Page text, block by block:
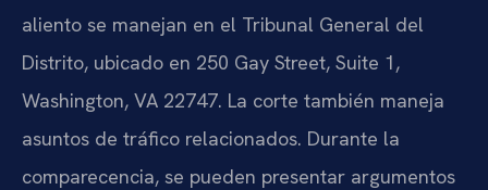
aliento se manejan en el Tribunal General del
Distrito, ubicado en 250 Gay Street, Suite 1,
Washington, VA 22747. La corte también maneja
asuntos de tráfico relacionados. Durante la
comparecencia, se pueden presentar argumentos